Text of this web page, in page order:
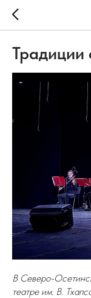
Традиции
В Северо-
театре им. В.